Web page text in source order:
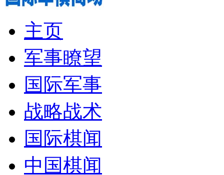
主页
军事瞭望
国际军事
战略战术
国际棋闻
中国棋闻